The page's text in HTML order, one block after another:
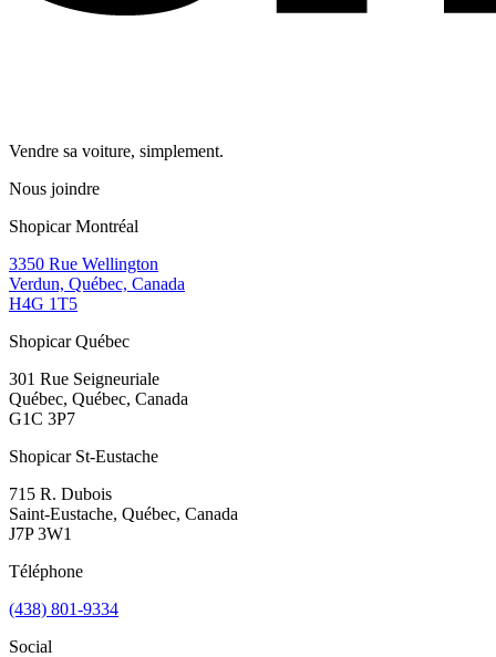
Vendre sa voiture, simplement.
Nous joindre
Shopicar Montréal
3350 Rue Wellington
Verdun, Québec, Canada
H4G 1T5
Shopicar Québec
301 Rue Seigneuriale
Québec, Québec, Canada
G1C 3P7
Shopicar St-Eustache
715 R. Dubois
Saint-Eustache, Québec, Canada
J7P 3W1
Téléphone
(438) 801-9334
Social